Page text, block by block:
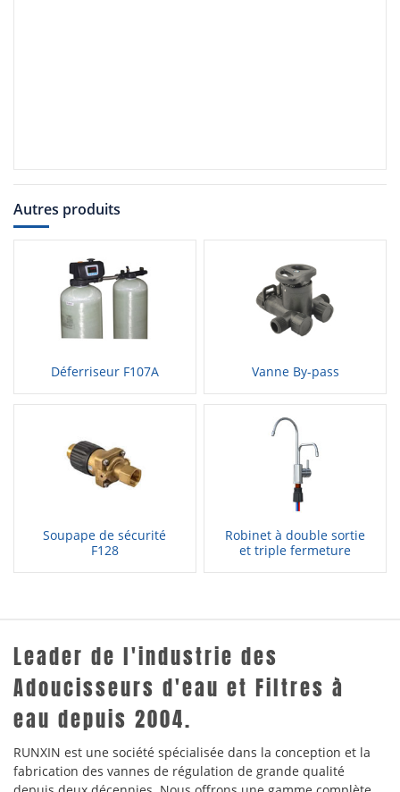
Autres produits
Déferriseur F107A Vanne By-pass
Soupape de sécurité
F128
Robinet à double sortie
et triple fermeture
Leader de l'industrie des
Adoucisseurs d'eau et Filtres à
eau depuis 2004.
RUNXIN est une société spécialisée dans la conception et la
fabrication des vannes de régulation de grande qualité